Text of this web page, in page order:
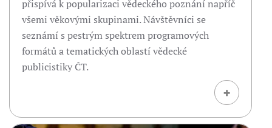
přispívá k popularizaci vědeckého poznání napříč
všemi věkovými skupinami. Návštěvníci se
seznámí s pestrým spektrem programových
formátů a tematických oblastí vědecké
publicistiky ČT.
+